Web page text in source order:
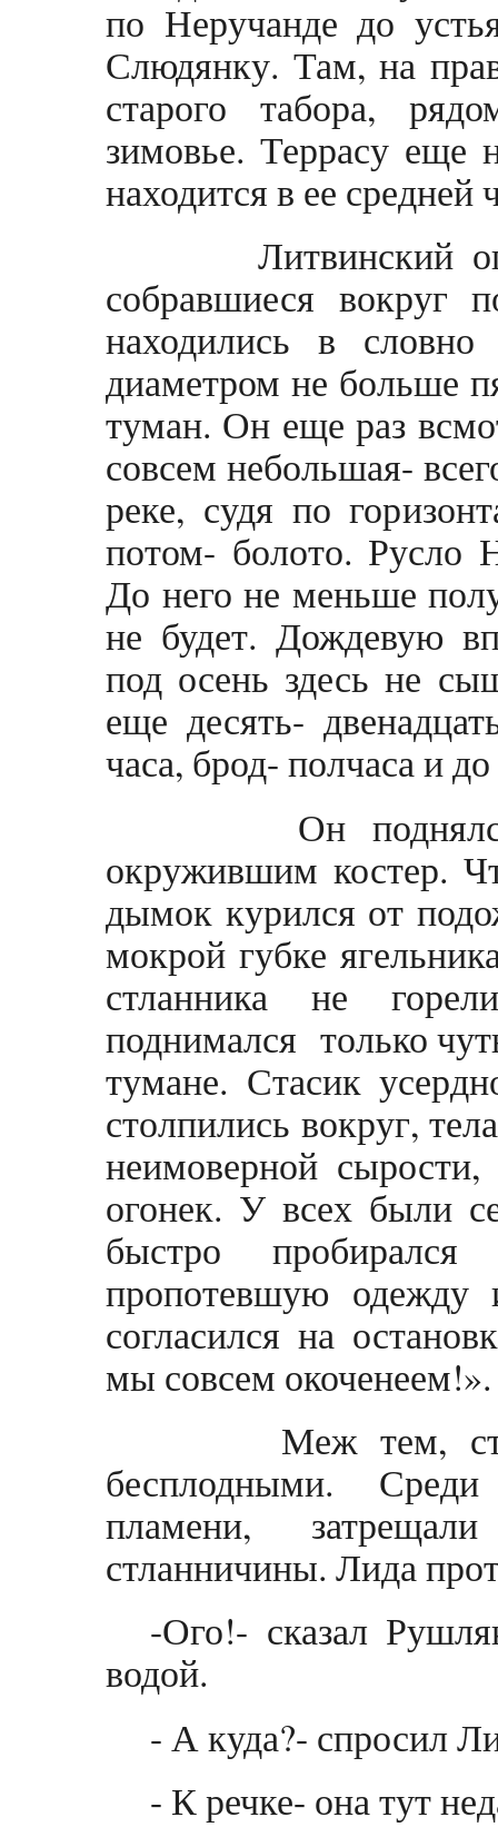
по Неручанде до
Слюдянку. Там, на
старого табора,
зимовье. Террасу
находится в ее средней
Литвинский
собравшиеся вокруг
находились в
диаметром не больше
туман. Он еще раз
совсем небольшая-
реке, судя по
потом- болото. Русло
До него не меньше
не будет. Дождевую
под осень здесь не
еще десять-
часа, брод- полчаса и
Он поднялся
окружившим костер.
дымок курился от
мокрой губке
стланника не
поднимался только
тумане. Стасик
столпились вокруг,
неимоверной
огонек. У всех были
быстро
пропотевшую
согласился на
мы совсем окоченеем!».
Меж тем,
бесплодными.
пламени,
стланничины. Лида
-Ого!- сказал
водой.
- А куда?- спросил
- К речке- она тут